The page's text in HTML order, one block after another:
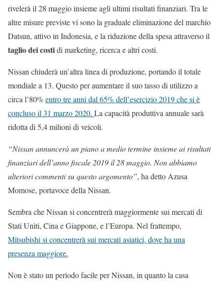
rivelerà il 28 maggio insieme agli ultimi risultati finanziari. Tra le
altre misure previste vi sono la graduale eliminazione del marchio
Datsun, attivo in Indonesia, e la riduzione della spesa attraverso il
taglio dei costidi marketing, ricerca e altri costi.
Nissan chiuderà un’altra linea di produzione, portando il totale
mondiale a 13. Questo per aumentare il suo tasso di utilizzo a
circa l’80%entro tre anni dal 65% dell’esercizio 2019 che si è
concluso il 31 marzo 2020. La capacità produttiva annuale sarà
ridotta di 5,4 milioni di veicoli.
“Nissan annuncerà un piano a medio termine insieme ai risultati
finanziari dell’anno fiscale 2019 il 28 maggio. Non abbiamo
ulteriori commenti su questo argomento”, ha detto Azusa
Momose, portavoce della Nissan.
Sembra che Nissan si concentrerà maggiormente sui mercati di
Stati Uniti, Cina e Giappone, e l’Europa. Nel frattempo,
Mitsubishi si concentrerà sui mercati asiatici, dove ha una
presenza maggiore.
Non è stato un periodo facile per Nissan, in quanto la casa